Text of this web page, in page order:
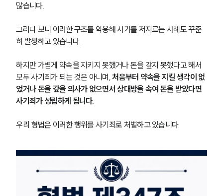
많습니다.
그러다 보니 이러한 구조를 악용해 사기를 저지르는 사례도 꾸준
히 발생하고 있습니다.
하지만 가볍게 약속을 지키지 못했거나 돈을 갚지 못했다고 해서
모두 사기죄가 되는 것은 아니며, 처음부터 약속을 지킬 생각이 없
었거나 돈을 갚을 의사가 없으면서 상대방을 속여 돈을 받았다면
사기죄가 성립하게 됩니다.
우리 형법은 이러한 행위를 사기죄로 처벌하고 있습니다.